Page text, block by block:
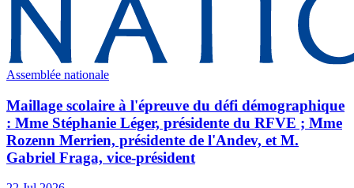
Assemblée nationale
Maillage scolaire à l'épreuve du défi démographique
: Mme Stéphanie Léger, présidente du RFVE ; Mme
Rozenn Merrien, présidente de l'Andev, et M.
Gabriel Fraga, vice-président